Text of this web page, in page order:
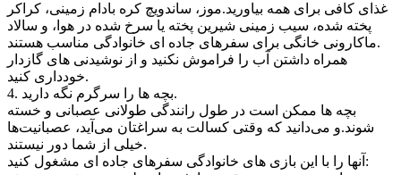
غذای کافی برای همه بیاورید.موز، ساندویچ کره بادام زمینی، کراکر
پخته شده، سیب زمینی شیرین پخته یا سرخ شده در هوا، و سالاد
ماکارونی خانگی برای سفرهای جاده ای خانوادگی مناسب هستند.
همراه داشتن آب را فراموش نکنید و از نوشیدنی های گازدار
خودداری کنید.
4. بچه ها را سرگرم نگه دارید.
بچه ها ممکن است در طول رانندگی طولانی عصبانی و خسته
شوند.و می‌دانید که وقتی کسالت به سراغتان می‌آید، عصبانیت‌ها
خیلی از شما دور نیستند.
آنها را با این بازی های خانوادگی سفرهای جاده ای مشغول کنید: